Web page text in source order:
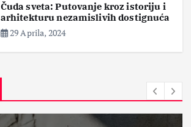
Čuda sveta: Putovanje kroz istoriju i
arhitekturu nezamislivih dostignuća
29 Aprila, 2024